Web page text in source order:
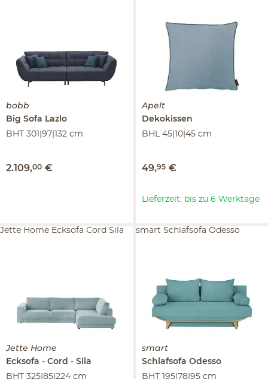
bobb
Big Sofa Lazlo
BHT 301|97|132 cm
2.109,00 €
Apelt
Dekokissen
BHL 45|10|45 cm
49,95 €
Lieferzeit: bis zu 6 Werktage
Jette Home
Ecksofa Cord
Sila
BHT 325|85|224 cm
Jette Home Ecksofa Cord Sila
smart
Schlafsofa Odesso
BHT 195|78|95 cm
smart Schlafsofa Odesso